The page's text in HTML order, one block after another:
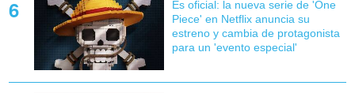
Es oficial: la nueva serie de 'One
Piece' en Netflix anuncia su
estreno y cambia de protagonista
para un 'evento especial'